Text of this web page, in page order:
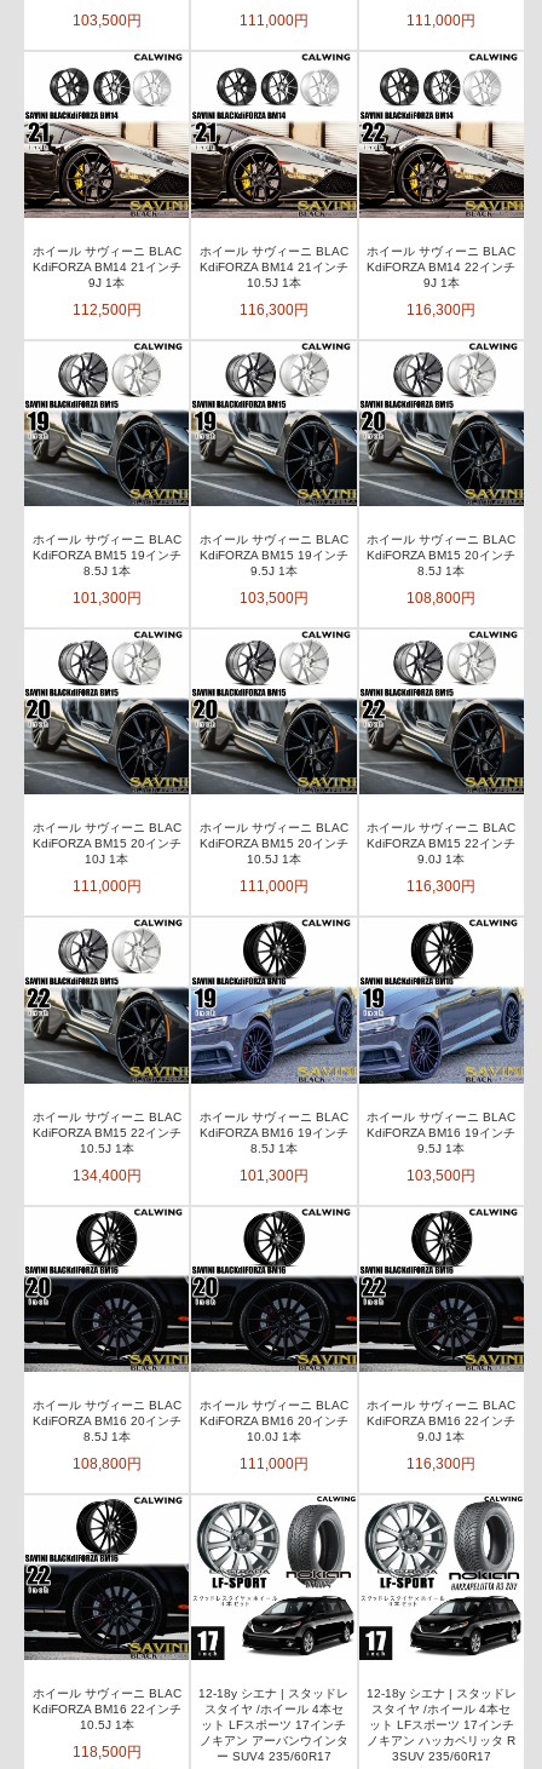
103,500円 111,000円 111,000円
ホイール サヴィーニ BLAC
KdiFORZA BM14 21インチ
9J 1本
112,500円
ホイール サヴィーニ BLAC
KdiFORZA BM14 21インチ
10.5J 1本
116,300円
ホイール サヴィーニ BLAC
KdiFORZA BM14 22インチ
9J 1本
116,300円
ホイール サヴィーニ BLAC
KdiFORZA BM15 19インチ
8.5J 1本
101,300円
ホイール サヴィーニ BLAC
KdiFORZA BM15 19インチ
9.5J 1本
103,500円
ホイール サヴィーニ BLAC
KdiFORZA BM15 20インチ
8.5J 1本
108,800円
ホイール サヴィーニ BLAC
KdiFORZA BM15 20インチ
10J 1本
111,000円
ホイール サヴィーニ BLAC
KdiFORZA BM15 20インチ
10.5J 1本
111,000円
ホイール サヴィーニ BLAC
KdiFORZA BM15 22インチ
9.0J 1本
116,300円
ホイール サヴィーニ BLAC
KdiFORZA BM15 22インチ
10.5J 1本
134,400円
ホイール サヴィーニ BLAC
KdiFORZA BM16 19インチ
8.5J 1本
101,300円
ホイール サヴィーニ BLAC
KdiFORZA BM16 19インチ
9.5J 1本
103,500円
ホイール サヴィーニ BLAC
KdiFORZA BM16 20インチ
8.5J 1本
108,800円
ホイール サヴィーニ BLAC
KdiFORZA BM16 20インチ
10.0J 1本
111,000円
ホイール サヴィーニ BLAC
KdiFORZA BM16 22インチ
9.0J 1本
116,300円
ホイール サヴィーニ BLAC
KdiFORZA BM16 22インチ
10.5J 1本
118,500円
12-18y シエナ | スタッドレ
スタイヤ /ホイール 4本セ
ット LFスポーツ 17インチ
ノキアン アーバンウインタ
ー SUV4 235/60R17
12-18y シエナ | スタッドレ
スタイヤ /ホイール 4本セ
ット LFスポーツ 17インチ
ノキアン ハッカペリッタ R
3SUV 235/60R17